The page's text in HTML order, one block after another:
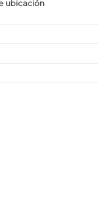
ubicación